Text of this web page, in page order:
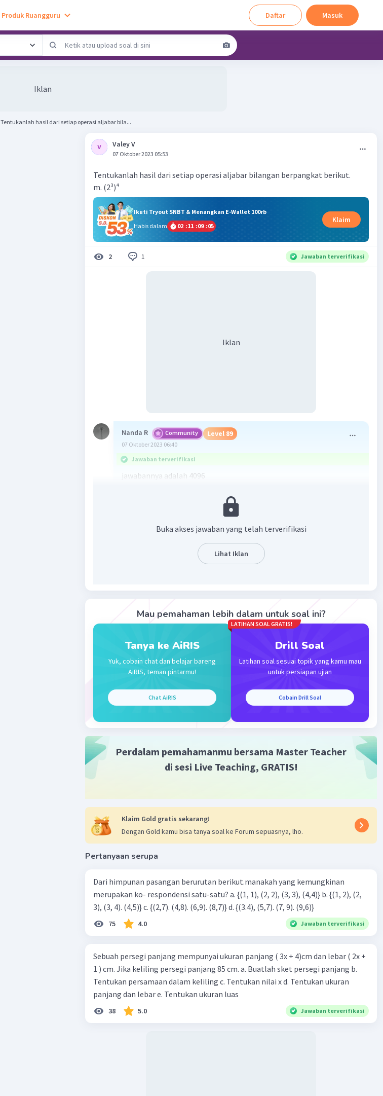
Produk Ruangguru Daftar Masuk
Iklan
Tentukanlah hasil dari setiap operasi aljabar bila...
Valey V
07 Oktober 2023 05:53
Tentukanlah hasil dari setiap operasi aljabar bilangan berpangkat berikut.
m. (2³)⁴
Ikuti Tryout SNBT & Menangkan E-Wallet 100rb
Habis dalam
02 :11 :09 :04
Klaim
2 1 Jawaban terverifikasi
Iklan
Nanda R Community Level 89
07 Oktober 2023 06:40
Jawaban terverifikasi
jawabannya adalah 4096
(2^3)^4 = 2^(3 x 4) = 2^12 = 4096.
Beri Rating· 0.0(0) Balas
Iklan
Buka akses jawaban yang telah terverifikasi
Lihat Iklan
Mau pemahaman lebih dalam untuk soal ini?
Tanya ke AiRIS
Yuk, cobain chat dan belajar bareng
AiRIS, teman pintarmu!
Chat AiRIS
LATIHAN SOAL GRATIS!
Drill Soal
Latihan soal sesuai topik yang kamu mau
untuk persiapan ujian
Cobain Drill Soal
Perdalam pemahamanmu bersama Master Teacher
di sesi Live Teaching, GRATIS!
Klaim Gold gratis sekarang!
Dengan Gold kamu bisa tanya soal ke Forum sepuasnya, lho.
Pertanyaan serupa
Dari himpunan pasangan berurutan berikut.manakah yang kemungkinan
merupakan ko- respondensi satu-satu? a. {(1, 1), (2, 2), (3, 3), (4,4)} b. {(1, 2), (2,
3), (3, 4). (4,5)} c. {(2,7). (4,8). (6,9). (8,7)} d. {(3.4), (5,7). (7, 9). (9,6)}
75 4.0 Jawaban terverifikasi
Sebuah persegi panjang mempunyai ukuran panjang ( 3x + 4)cm dan lebar ( 2x +
1 ) cm. Jika keliling persegi panjang 85 cm. a. Buatlah sket persegi panjang b.
Tentukan persamaan dalam keliling c. Tentukan nilai x d. Tentukan ukuran
panjang dan lebar e. Tentukan ukuran luas
38 5.0 Jawaban terverifikasi